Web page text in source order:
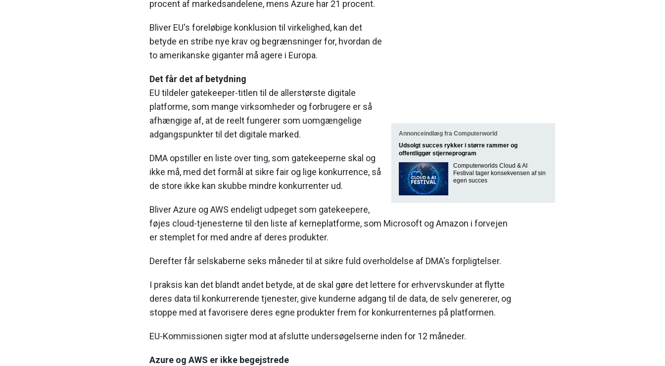
Annonceindlæg fra Computerworld
Udsolgt succes rykker i større rammer og
offentliggør stjerneprogram
Computerworlds Cloud & AI
Festival tager konsekvensen af sin
egen succes
procent af markedsandelene, mens Azure har 21 procent.
Bliver EU's foreløbige konklusion til virkelighed, kan det
betyde en stribe nye krav og begrænsninger for, hvordan de
to amerikanske giganter må agere i Europa.
Det får det af betydning
EU tildeler gatekeeper-titlen til de allerstørste digitale
platforme, som mange virksomheder og forbrugere er så
afhængige af, at de reelt fungerer som uomgængelige
adgangspunkter til det digitale marked.
DMA opstiller en liste over ting, som gatekeeperne skal og
ikke må, med det formål at sikre fair og lige konkurrence, så
de store ikke kan skubbe mindre konkurrenter ud.
Bliver Azure og AWS endeligt udpeget som gatekeepere,
føjes cloud-tjenesterne til den liste af kerneplatforme, som Microsoft og Amazon i forvejen
er stemplet for med andre af deres produkter.
Derefter får selskaberne seks måneder til at sikre fuld overholdelse af DMA's forpligtelser.
I praksis kan det blandt andet betyde, at de skal gøre det lettere for erhvervskunder at flytte
deres data til konkurrerende tjenester, give kunderne adgang til de data, de selv genererer, og
stoppe med at favorisere deres egne produkter frem for konkurrenternes på platformen.
EU-Kommissionen sigter mod at afslutte undersøgelserne inden for 12 måneder.
Azure og AWS er ikke begejstrede